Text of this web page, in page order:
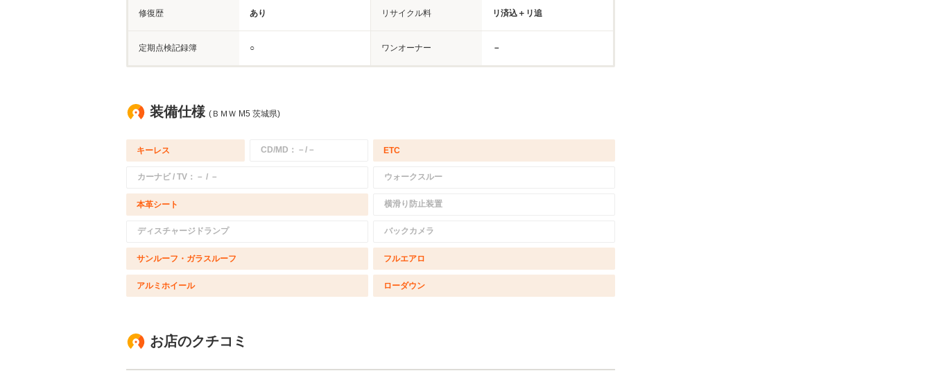
修復歴 あり リサイクル料 リ済込＋リ追
定期点検記録簿 ○ ワンオーナー －
装備仕様 (ＢＭＷ M5 茨城県)
キーレス CD/MD：－/－ ETC
カーナビ / TV：－ / － ウォークスルー
本革シート 横滑り防止装置
ディスチャージドランプ バックカメラ
サンルーフ・ガラスルーフ フルエアロ
アルミホイール ローダウン
お店のクチコミ